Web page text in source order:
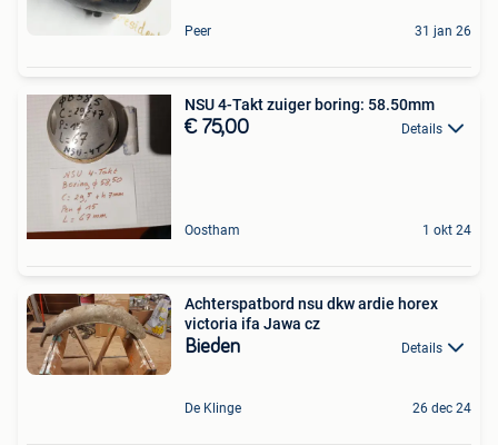
Peer 31 jan 26
NSU 4-Takt zuiger boring: 58.50mm
€ 75,00 Details
Oostham 1 okt 24
Achterspatbord nsu dkw ardie horex
victoria ifa Jawa cz
Bieden Details
De Klinge 26 dec 24